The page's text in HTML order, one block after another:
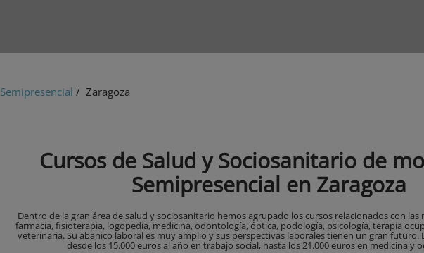
Semipresencial / Zaragoza
Cursos de Salud y Sociosanitario de
Semipresencial en Zaragoza
Dentro de la gran área de salud y sociosanitario hemos agrupado los cursos relacionados con las
farmacia, fisioterapia, logopedia, medicina, odontología, óptica, podología, psicología, terapia
veterinaria. Su abanico laboral es muy amplio y sus perspectivas laborales tienen un gran futuro.
desde los 15.000 euros al año en trabajo social, hasta los 21.000 euros en medicina y